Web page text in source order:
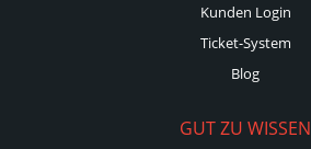
Kunden Login
Ticket-System
Blog
GUT ZU WISSEN